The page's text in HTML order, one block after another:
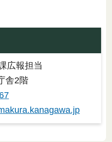
広報担当
舎2階